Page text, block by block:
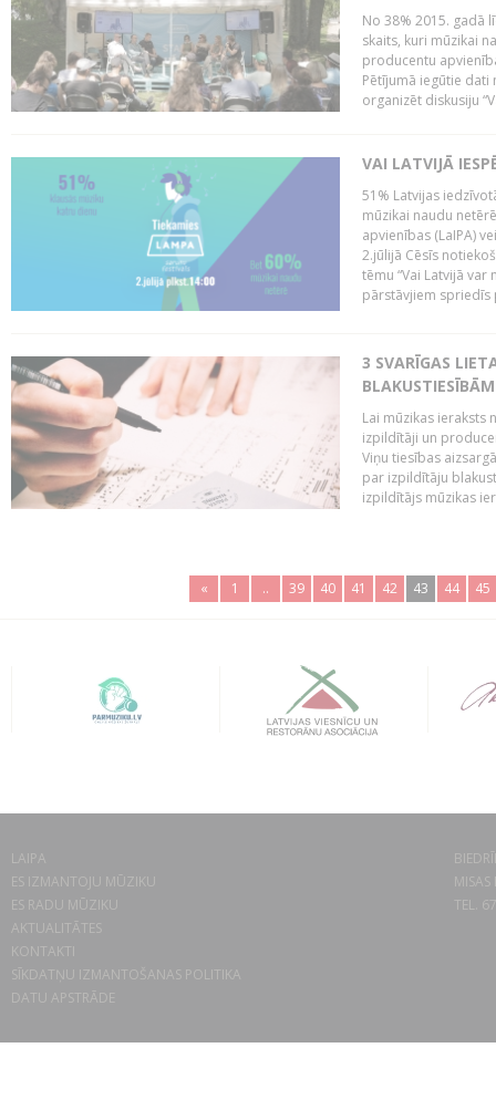
No 38% 2015. gadā
skaits, kuri mūzikai
producentu
Pētījumā iegūtie dati
organizēt diskusiju
VAI LATVIJĀ
51% Latvijas
mūzikai naudu
apvienības (LaIPA)
2.jūlijā Cēsīs
tēmu “Vai Latvijā
pārstāvjiem spriedīs
3 SVARĪGAS
BLAKUSTIESĪBĀM
Lai mūzikas ieraksts
izpildītāji un
Viņu tiesības
par izpildītāju
izpildītājs mūzikas
« 1 .. 39 40 41 42 43 44 45
LAIPA
ES IZMANTOJU MŪZIKU
ES RADU MŪZIKU
AKTUALITĀTES
KONTAKTI
SĪKDATŅU IZMANTOŠANAS POLITIKA
DATU APSTRĀDE
TEL.